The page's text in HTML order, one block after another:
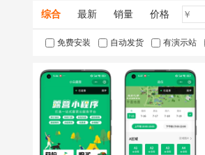
综合 最新 销量 价格
免费安装 自动发货 有演示站